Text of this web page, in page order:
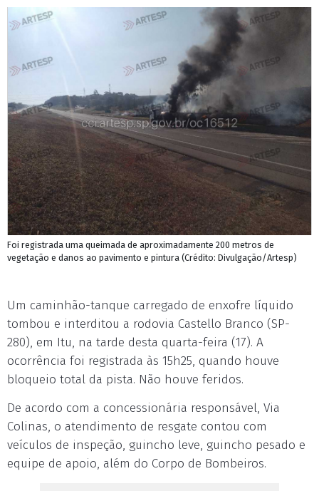
Foi registrada uma queimada de aproximadamente 200 metros de
vegetação e danos ao pavimento e pintura (Crédito: Divulgação/Artesp)
Um caminhão-tanque carregado de enxofre líquido
tombou e interditou a rodovia Castello Branco (SP-
280), em Itu, na tarde desta quarta-feira (17). A
ocorrência foi registrada às 15h25, quando houve
bloqueio total da pista. Não houve feridos.
De acordo com a concessionária responsável, Via
Colinas, o atendimento de resgate contou com
veículos de inspeção, guincho leve, guincho pesado e
equipe de apoio, além do Corpo de Bombeiros.